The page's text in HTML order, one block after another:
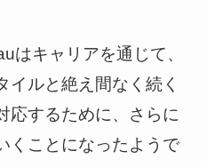
はキャリアを通じて、
イルと絶え間なく続く
応するために、さらに
くことになったようで